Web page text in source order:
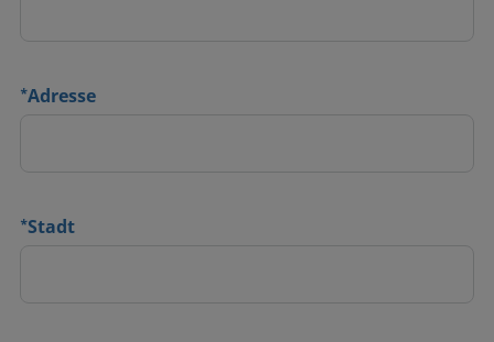
*Adresse
*Stadt